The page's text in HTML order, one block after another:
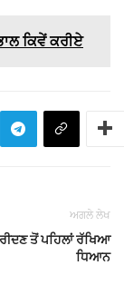
ਕਿਵੇਂ ਕਰੀਏ
ਅਗਲੇ ਲੇਖ
ਤੋਂ ਪਹਿਲਾਂ ਰੱਖਿਆ
ਧਿਆਨ